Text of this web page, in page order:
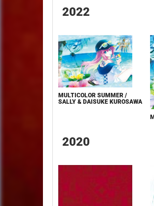
2022
MULTICOLOR SUMMER /
SALLY & DAISUKE KUROSAWA
2020